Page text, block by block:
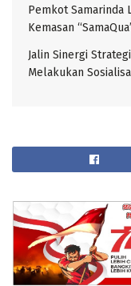
Pemkot Samarinda
Kemasan
Jalin Sinergi
Melakukan